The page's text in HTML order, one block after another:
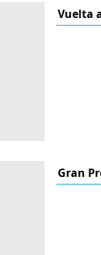
Vuelta
Gran